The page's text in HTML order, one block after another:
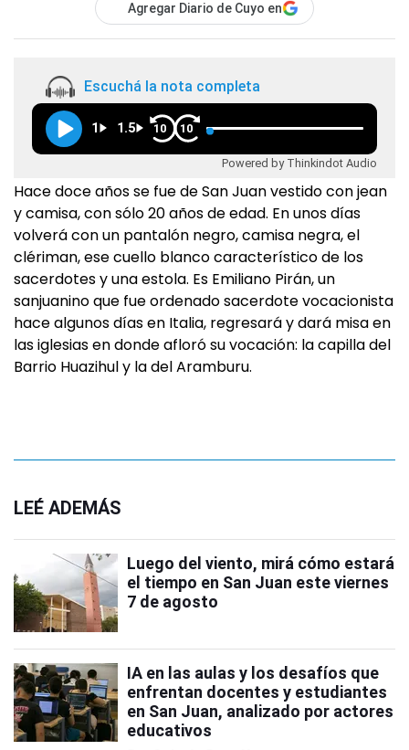
Agregar Diario de Cuyo en
Escuchá la nota completa
1 1.5 10 10
Powered by Thinkindot Audio
Hace doce años se fue de San Juan vestido con jean
y camisa, con sólo 20 años de edad. En unos días
volverá con un pantalón negro, camisa negra, el
clériman, ese cuello blanco característico de los
sacerdotes y una estola. Es Emiliano Pirán, un
sanjuanino que fue ordenado sacerdote vocacionista
hace algunos días en Italia, regresará y dará misa en
las iglesias en donde afloró su vocación: la capilla del
Barrio Huazihul y la del Aramburu.
LEÉ ADEMÁS
Luego del viento, mirá cómo estará
el tiempo en San Juan este viernes
7 de agosto
IA en las aulas y los desafíos que
enfrentan docentes y estudiantes
en San Juan, analizado por actores
educativos